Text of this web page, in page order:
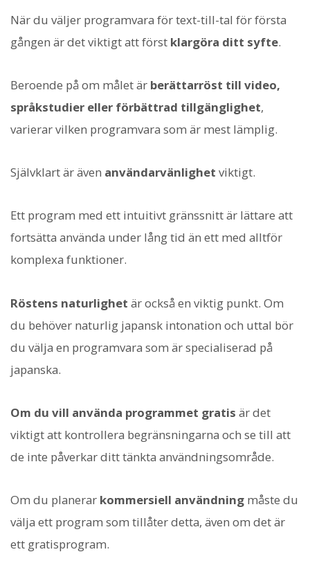
När du väljer programvara för text-till-tal för första
gången är det viktigt att först klargöra ditt syfte.
Beroende på om målet är berättarröst till video,
språkstudier eller förbättrad tillgänglighet,
varierar vilken programvara som är mest lämplig.
Självklart är även användarvänlighet viktigt.
Ett program med ett intuitivt gränssnitt är lättare att
fortsätta använda under lång tid än ett med alltför
komplexa funktioner.
Röstens naturlighet är också en viktig punkt. Om
du behöver naturlig japansk intonation och uttal bör
du välja en programvara som är specialiserad på
japanska.
Om du vill använda programmet gratis är det
viktigt att kontrollera begränsningarna och se till att
de inte påverkar ditt tänkta användningsområde.
Om du planerar kommersiell användning måste du
välja ett program som tillåter detta, även om det är
ett gratisprogram.